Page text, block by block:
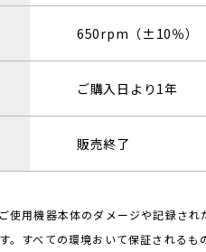
650rpm（±10％）
ご購入日より1年
販売終了
使用機器本体のダメージや記録さ
すべての環境おいて保証されるも